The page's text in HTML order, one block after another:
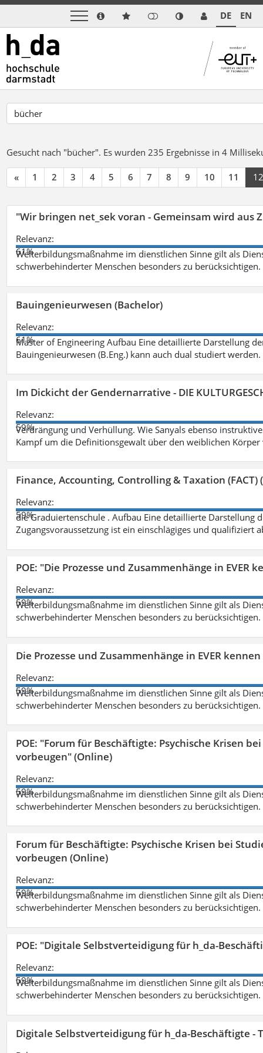
DE EN
Gesucht nach "bücher". Es wurden 235 Ergebnisse in 4
« 1 2 3 4 5 6 7 8 9 10 11 12
"Wir bringen net_sek voran - Gemeinsam wird aus
Relevanz:
61%
Weiterbildungsmaßnahme im dienstlichen Sinne gilt als
schwerbehinderter Menschen besonders zu berücksichtigen.
Bauingenieurwesen (Bachelor)
Relevanz:
61%
Master of Engineering Aufbau Eine detaillierte Darstellung
Bauingenieurwesen (B.Eng.) kann auch dual studiert
Im Dickicht der Gendernarrative - DIE
Relevanz:
59%
Verdrängung und Verhüllung. Wie Sanyals ebenso
Kampf um die Definitionsgewalt über den weiblichen
Finance, Accounting, Controlling & Taxation (FACT)
Relevanz:
59%
die Graduiertenschule . Aufbau Eine detaillierte Darstellung
Zugangsvoraussetzung ist ein einschlägiges und qualifiziert
POE: "Die Prozesse und Zusammenhänge in EVER
Relevanz:
59%
Weiterbildungsmaßnahme im dienstlichen Sinne gilt als
schwerbehinderter Menschen besonders zu berücksichtigen.
Die Prozesse und Zusammenhänge in EVER
Relevanz:
59%
Weiterbildungsmaßnahme im dienstlichen Sinne gilt als
schwerbehinderter Menschen besonders zu berücksichtigen.
POE: "Forum für Beschäftigte: Psychische Krisen
vorbeugen" (Online)
Relevanz:
59%
Weiterbildungsmaßnahme im dienstlichen Sinne gilt als
schwerbehinderter Menschen besonders zu berücksichtigen.
Forum für Beschäftigte: Psychische Krisen bei
vorbeugen (Online)
Relevanz:
59%
Weiterbildungsmaßnahme im dienstlichen Sinne gilt als
schwerbehinderter Menschen besonders zu berücksichtigen.
POE: "Digitale Selbstverteidigung für h_da-
Relevanz:
59%
Weiterbildungsmaßnahme im dienstlichen Sinne gilt als
schwerbehinderter Menschen besonders zu berücksichtigen.
Digitale Selbstverteidigung für h_da-Beschäftigte -